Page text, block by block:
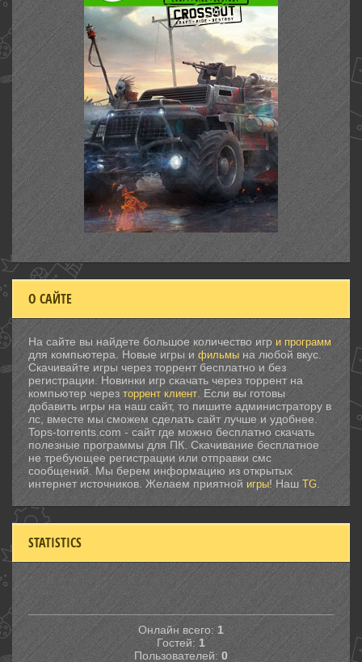
О САЙТЕ
На сайте вы найдете большое количество игр и программ
для компьютера. Новые игры и фильмы на любой вкус.
Скачивайте игры через торрент бесплатно и без
регистрации. Новинки игр скачать через торрент на
компьютер через торрент клиент . Если вы готовы
добавить игры на наш сайт, то пишите администратору в
лс, вместе мы сможем сделать сайт лучше и удобнее.
Tops-torrents.com - сайт где можно бесплатно скачать
полезные программы для ПК. Скачивание бесплатное
не требующее регистрации или отправки смс
сообщений. Мы берем информацию из открытых
интернет источников. Желаем приятной игры! Наш TG
STATISTICS
Онлайн всего: 1
Гостей: 1
Пользователей: 0